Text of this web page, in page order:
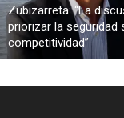
Zubizarreta: “La
priorizar la seguridad
competitividad”